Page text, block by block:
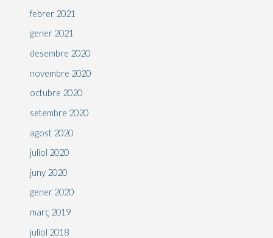
febrer 2021
gener 2021
desembre 2020
novembre 2020
octubre 2020
setembre 2020
agost 2020
juliol 2020
juny 2020
gener 2020
març 2019
juliol 2018